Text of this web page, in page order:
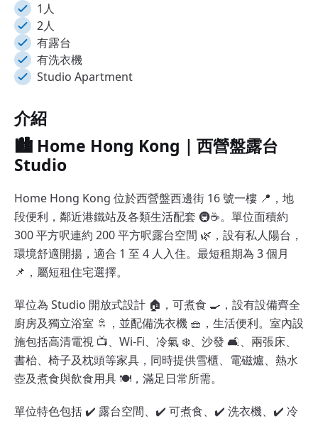
1人
2人
有露台
有洗衣機
Studio Apartment
介紹
🏙️ Home Hong Kong｜西營盤露台
Studio
Home Hong Kong 位於西營盤西邊街 16 號一樓 📍，地
段便利，鄰近港鐵站及各類生活配套 🚇☕。單位面積約
300 平方呎連約 200 平方呎露台空間 🌿，設有私人陽台，
環境舒適開揚，適合 1 至 4 人入住。最短租期為 3 個月
📌，屬短租住宅選擇。
單位為 Studio 開放式設計 🏠，可煮食 🍳，設有設備齊全
廚房及獨立浴室 🚿，並配備洗衣機 🧺，生活便利。室內設
施包括高清電視 📺、Wi-Fi、冷氣 ❄️、沙發 🛋️、兩張床、
書枱、椅子及枕頭等家具，同時提供雪櫃、電磁爐、熱水
壺及煮食與飲食用具 🍽️，滿足日常所需。
單位特色包括 ✔️ 露台空間、✔️ 可煮食、✔️ 洗衣機、✔️ 冷